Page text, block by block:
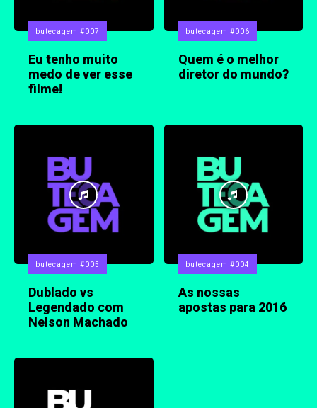
butecagem #007
Eu tenho muito
medo de ver esse
filme!
butecagem #006
Quem é o melhor
diretor do mundo?
butecagem #005
Dublado vs
Legendado com
Nelson Machado
butecagem #004
As nossas
apostas para 2016